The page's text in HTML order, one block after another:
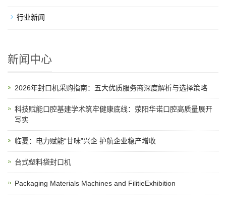
行业新闻
新闻中心
2026年封口机采购指南：五大优质服务商深度解析与选择策略
科技赋能口腔基建学术筑牢健康底线：荥阳华诺口腔高质量展开
写实
临夏：电力赋能“甘味”兴企 护航企业稳产增收
台式塑料袋封口机
Packaging Materials Machines and FilitieExhibition